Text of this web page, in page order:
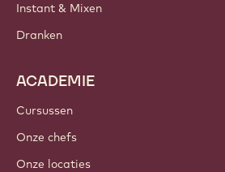
Instant & Mixen
Dranken
ACADEMIE
Cursussen
Onze chefs
Onze locaties